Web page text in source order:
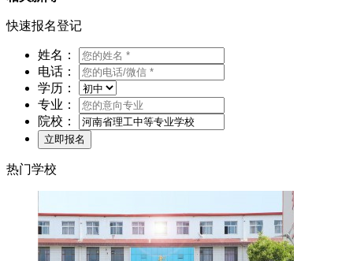
快速报名登记
姓名：
电话：
学历：
专业：
院校：
热门学校